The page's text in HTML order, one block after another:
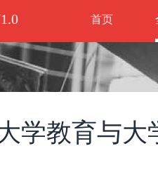
首页
学教育与大